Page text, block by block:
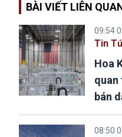
BÀI VIẾT LIÊN
09:54
Tin
Hoa
quan
bán
08:50